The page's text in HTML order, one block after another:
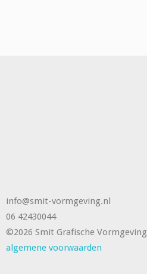
info@smit-vormgeving.nl
06 42430044
©2026 Smit Grafische Vormgeving
algemene voorwaarden